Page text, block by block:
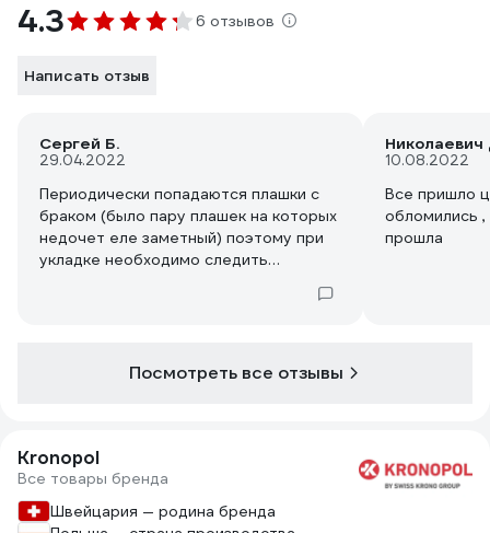
4.3 6 отзывов
Написать отзыв
Сергей Б.
29.04.2022
Периодически попадаются плашки с
браком (было пару плашек на которых
недочет еле заметный) поэтому при
укладке необходимо следить
долго. Укладываю единым полотном
Николаевич
10.08.2022
Все пришло
обломились
прошла
Посмотреть все отзывы
Kronopol
Все товары бренда
Швейцария — родина бренда